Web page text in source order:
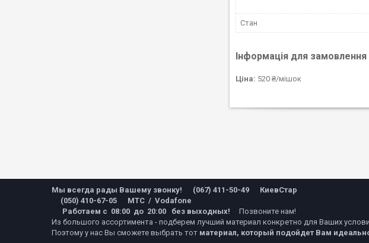
Стан
Інформація для замовлення
Ціна: 520 ₴/мішок
Мы всегда рады Вашему звонку!
(067) 411-50-49 КиевСтар
(050) 410-67-05 МТС / Vodafone
Работаем с 08:00 до 20:00 без выходных!
Позвоните нам!
Из большого ассортимента - подберем лучший материал конкретно для Ваших
Поэтому у нас Вы сможете выбрать тот материал, который подойдет Вам